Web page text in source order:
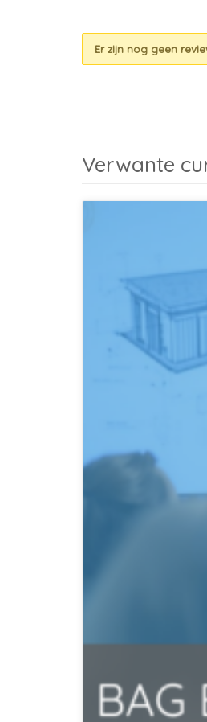
Er zijn nog geen
Verwante